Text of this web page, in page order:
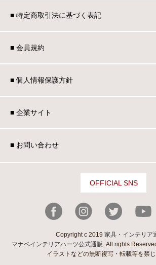
■ 特定商取引法に基づく表記
■ 会員規約
■ 個人情報保護方針
■ 企業サイト
■ お問い合わせ
OFFICIAL SNS
Copyright c 2019 家具・インテリ
マナベインテリアハーツ公式通販 . All rights
イラストなどの無断複写・転載等を禁じ